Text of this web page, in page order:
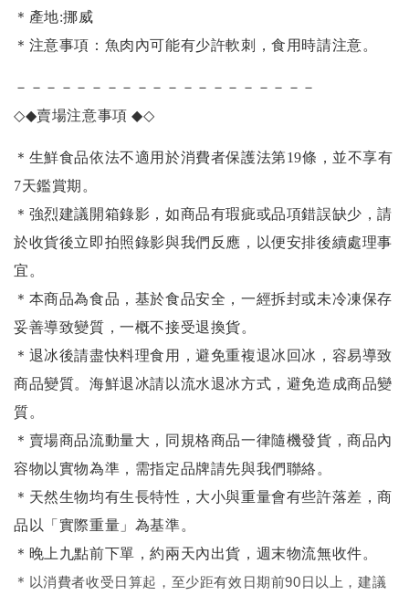
＊產地:挪威
＊注意事項：魚肉內可能有少許軟刺，食用時請注意。
－－－－－－－－－－－－－－－－－－－－
◇◆賣場注意事項◆◇
＊生鮮食品依法不適用於消費者保護法第19條，並不享有
7天鑑賞期。
＊強烈建議開箱錄影，如商品有瑕疵或品項錯誤缺少，請
於收貨後立即拍照錄影與我們反應，以便安排後續處理事
宜。
＊本商品為食品，基於食品安全，一經拆封或未冷凍保存
妥善導致變質，一概不接受退換貨。
＊退冰後請盡快料理食用，避免重複退冰回冰，容易導致
商品變質。海鮮退冰請以流水退冰方式，避免造成商品變
質。
＊賣場商品流動量大，同規格商品一律隨機發貨，商品內
容物以實物為準，需指定品牌請先與我們聯絡。
＊天然生物均有生長特性，大小與重量會有些許落差，商
品以「實際重量」為基準。
＊晚上九點前下單，約兩天內出貨，週末物流無收件。
＊ 以消費者收受日算起，至少距有效日期前90日以上，建議